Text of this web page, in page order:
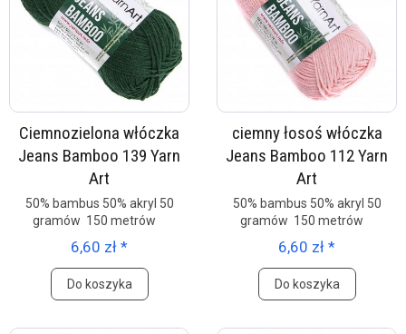
Ciemnozielona włóczka
Jeans Bamboo 139 Yarn
Art
50% bambus 50% akryl 50
gramów 150 metrów
6,60 zł *
Do koszyka
ciemny łosoś włóczka
Jeans Bamboo 112 Yarn
Art
50% bambus 50% akryl 50
gramów 150 metrów
6,60 zł *
Do koszyka